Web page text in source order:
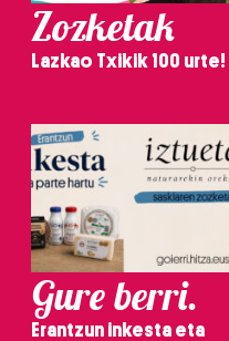
Zozketak
Lazkao Txikik 100 urte!
Gure berri.
Erantzun inkesta eta